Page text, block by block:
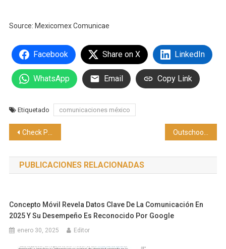
Source: Mexicomex Comunicae
Facebook Share on X LinkedIn
WhatsApp Email Copy Link
Etiquetado comunicaciones méxico
Navegación
de
entradas
Check Point Software y Wiz establecen una alianza estratégica para ofrecer seguridad integral en la nube
PUBLICACIONES RELACIONADAS
Concepto Móvil Revela Datos Clave De La Comunicación En
2025 Y Su Desempeño Es Reconocido Por Google
enero 30, 2025 Editor